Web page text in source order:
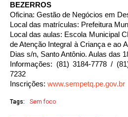
BEZERROS
Oficina: Gestão de Negócios em
Local das matrículas: Prefeitura
Local das aulas: Escola Municipal
de Atenção Integral à Criança e ao
Dias s/n, Santo Antônio. Aulas das
Informações: (81) 3184-7778 /
7232
Inscrições: www.sempetq.pe.gov.br
Tags: Sem foco